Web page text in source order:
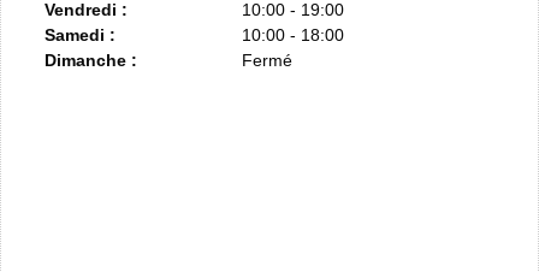
Vendredi :
10:00 - 19:00
Samedi :
10:00 - 18:00
Dimanche :
Fermé